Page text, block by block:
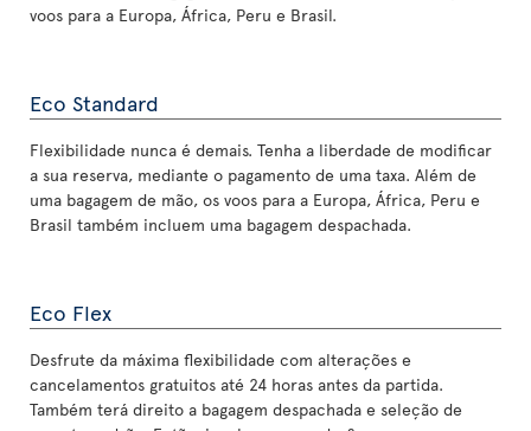
voos para a Europa, África, Peru e Brasil.
Eco Standard
Flexibilidade nunca é demais. Tenha a liberdade de modificar
a sua reserva, mediante o pagamento de uma taxa. Além de
uma bagagem de mão, os voos para a Europa, África, Peru e
Brasil também incluem uma bagagem despachada.
Eco Flex
Desfrute da máxima flexibilidade com alterações e
cancelamentos gratuitos até 24 horas antes da partida.
Também terá direito a bagagem despachada e seleção de